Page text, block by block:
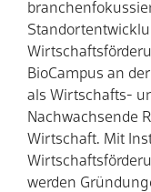
Erfolge
Presse
Aktuelles
BioCampus an
als Wirtschafts-
Nachwachsende
Wirtschaft. Mit
werden